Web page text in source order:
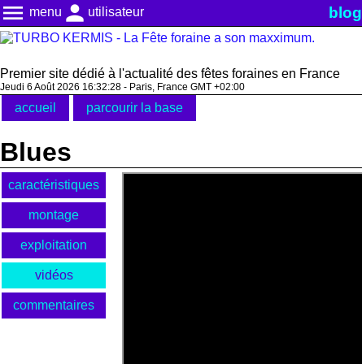
menu menu person utilisateur blog
Premier site dédié à l'actualité des fêtes foraines en France
Jeudi 6 Août 2026 16:32:28 - Paris, France GMT +02:00
accueil parcourir la base
Blues
caractéristiques
montage
exploitation
vidéos
commentaires